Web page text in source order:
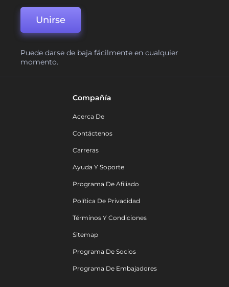
Unirse
Puede darse de baja fácilmente en cualquier
momento.
Compañía
Acerca De
Contáctenos
Carreras
Ayuda Y Soporte
Programa De Afiliado
Política De Privacidad
Términos Y Condiciones
Sitemap
Programa De Socios
Programa De Embajadores